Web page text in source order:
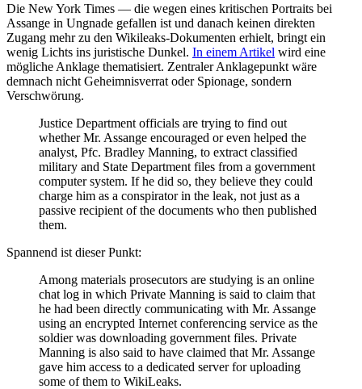
Die New York Times — die wegen eines kritischen Portraits bei
Assange in Ungnade gefallen ist und danach keinen direkten
Zugang mehr zu den Wikileaks-Dokumenten erhielt, bringt ein
wenig Lichts ins juristische Dunkel. In einem Artikel wird eine
mögliche Anklage thematisiert. Zentraler Anklagepunkt wäre
demnach nicht Geheimnisverrat oder Spionage, sondern
Verschwörung.
Justice Department officials are trying to find out
whether Mr. Assange encouraged or even helped the
analyst, Pfc. Bradley Manning, to extract classified
military and State Department files from a government
computer system. If he did so, they believe they could
charge him as a conspirator in the leak, not just as a
passive recipient of the documents who then published
them.
Spannend ist dieser Punkt:
Among materials prosecutors are studying is an online
chat log in which Private Manning is said to claim that
he had been directly communicating with Mr. Assange
using an encrypted Internet conferencing service as the
soldier was downloading government files. Private
Manning is also said to have claimed that Mr. Assange
gave him access to a dedicated server for uploading
some of them to WikiLeaks.